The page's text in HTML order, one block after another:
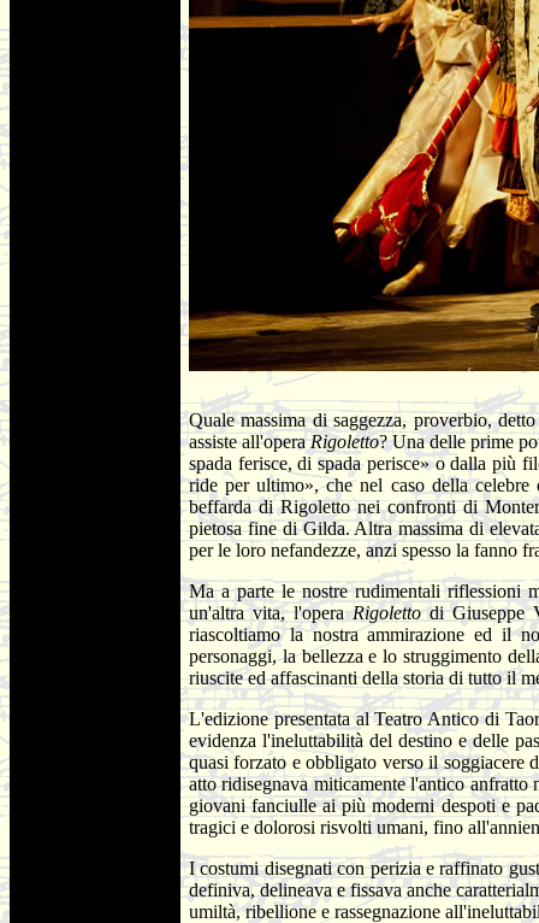
Quale massima di saggezza, proverbio,
assiste all'operaRigoletto? Una delle prime
spada ferisce, di spada perisce» o dalla più
ride per ultimo», che nel caso della
beffarda di Rigoletto nei confronti di
pietosa fine di Gilda. Altra massima di
per le loro nefandezze, anzi spesso la fanno
Ma a parte le nostre rudimentali riflessioni
un'altra vita, l'operaRigolettodi Giuseppe
riascoltiamo la nostra ammirazione ed il
personaggi, la bellezza e lo struggimento
riuscite ed affascinanti della storia di tutto il
L'edizione presentata al Teatro Antico di
evidenza l'ineluttabilità del destino e delle
quasi forzato e obbligato verso il soggiacere
atto ridisegnava miticamente l'antico
giovani fanciulle ai più moderni despoti e
tragici e dolorosi risvolti umani, fino
I costumi disegnati con perizia e raffinato
definiva, delineava e fissava anche
umiltà, ribellione e rassegnazione